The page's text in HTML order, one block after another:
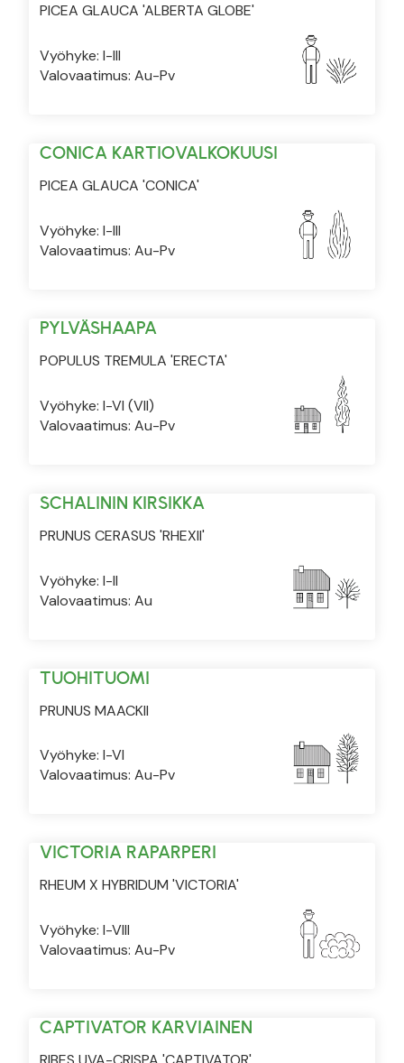
PICEA GLAUCA 'ALBERTA GLOBE'
Vyöhyke: I-III
Valovaatimus: Au-Pv
CONICA KARTIOVALKOKUUSI
PICEA GLAUCA 'CONICA'
Vyöhyke: I-III
Valovaatimus: Au-Pv
PYLVÄSHAAPA
POPULUS TREMULA 'ERECTA'
Vyöhyke: I-VI (VII)
Valovaatimus: Au-Pv
SCHALININ KIRSIKKA
PRUNUS CERASUS 'RHEXII'
Vyöhyke: I-II
Valovaatimus: Au
TUOHITUOMI
PRUNUS MAACKII
Vyöhyke: I-VI
Valovaatimus: Au-Pv
VICTORIA RAPARPERI
RHEUM X HYBRIDUM 'VICTORIA'
Vyöhyke: I-VIII
Valovaatimus: Au-Pv
CAPTIVATOR KARVIAINEN